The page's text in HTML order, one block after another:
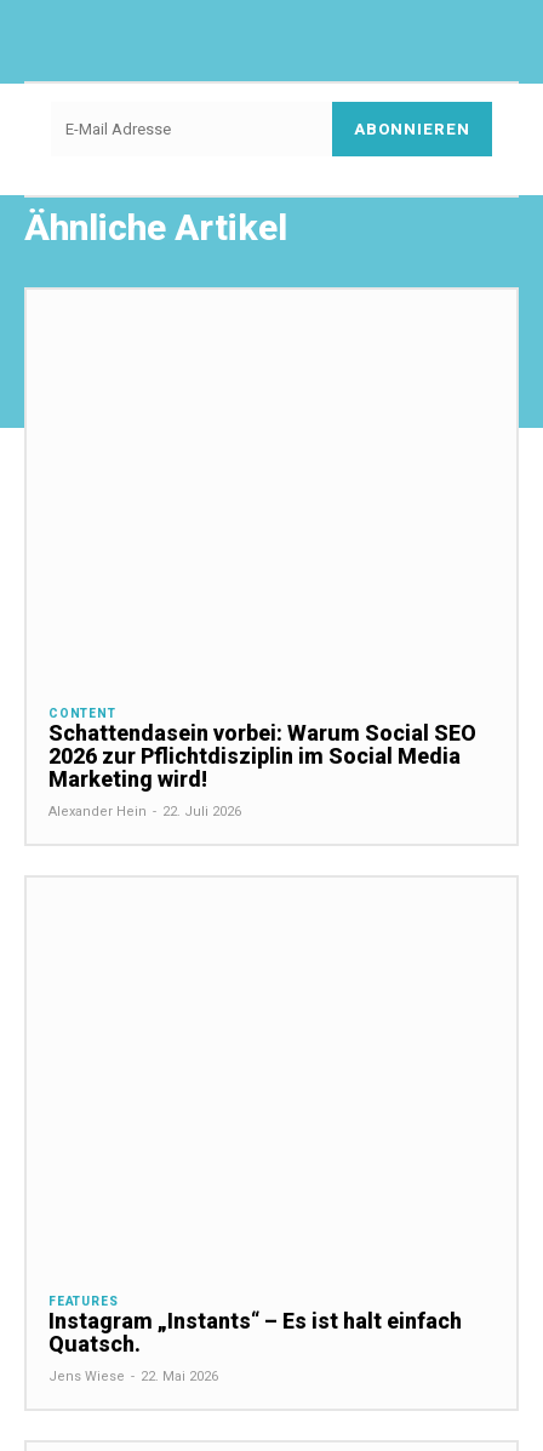
ABONNIEREN
Ähnliche Artikel
CONTENT
Schattendasein vorbei: Warum Social SEO
2026 zur Pflichtdisziplin im Social Media
Marketing wird!
Alexander Hein - 22. Juli 2026
FEATURES
Instagram „Instants“ – Es ist halt einfach
Quatsch.
Jens Wiese - 22. Mai 2026